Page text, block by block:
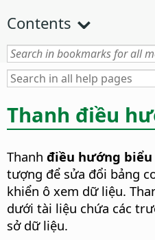
Contents
Thanh điều
Thanh điều hướng biểu
tượng để sửa đổi bảng
khiển ô xem dữ liệu.
dưới tài liệu chứa các
sở dữ liệu.